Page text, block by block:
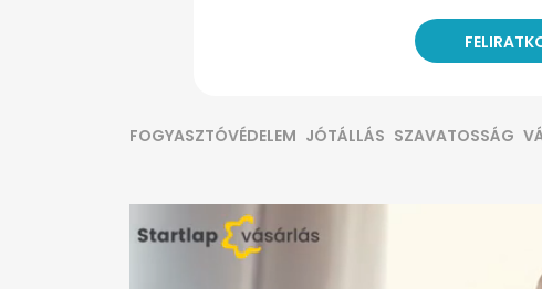
FOGYASZTÓVÉDELEM JÓTÁLLÁS SZAVATOSSÁG